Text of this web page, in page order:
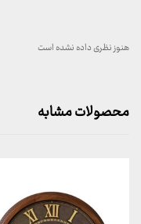
هنوز نظری داده نشده است
محصولات مشابه